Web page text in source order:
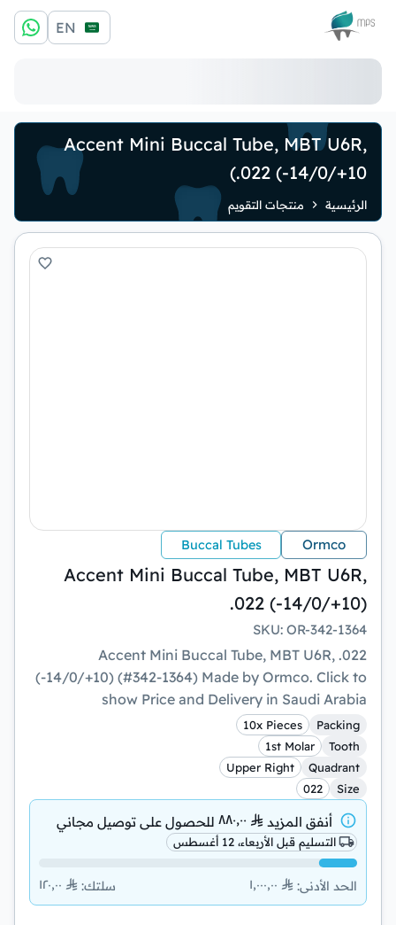
الشعار EN
Accent Mini Buccal Tube, MBT U6R,
.022 (-14/0/+10)
الرئيسية منتجات التقويم
Ormco
Buccal Tubes
Accent Mini Buccal Tube, MBT U6R,
.022 (-14/0/+10)
SKU: OR-342-1364
Accent Mini Buccal Tube, MBT U6R, .022
(-14/0/+10) (#342-1364) Made by Ormco. Click to
show Price and Delivery in Saudi Arabia
Packing
10x Pieces
Tooth
1st Molar
Quadrant
Upper Right
Size
022
أنفق المزيد ٨٨٠٫٠٠ للحصول على توصيل مجاني
التسليم قبل الأربعاء، 12 أغسطس
الحد الأدنى: ١٬٠٠٠٫٠٠ سلتك: ١٢٠٫٠٠